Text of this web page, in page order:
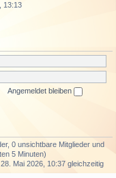
13:13
Angemeldet bleiben
0 unsichtbare Mitglieder und
5 Minuten)
Mai 2026, 10:37 gleichzeitig